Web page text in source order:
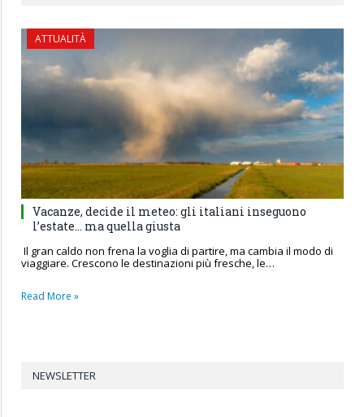
ATTUALITÀ
Vacanze, decide il meteo: gli italiani inseguono
l’estate… ma quella giusta
Il gran caldo non frena la voglia di partire, ma cambia il modo di
viaggiare. Crescono le destinazioni più fresche, le…
Read More »
NEWSLETTER